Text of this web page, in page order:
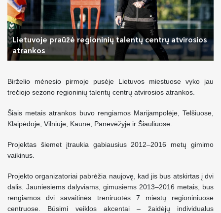
Lietuvoje praūžė regioninių talentų centrų atvirosios
atrankos
Birželio mėnesio pirmoje pusėje Lietuvos miestuose vyko jau
trečiojo sezono regioninių talentų centrų atvirosios atrankos.
Šiais metais atrankos buvo rengiamos Marijampolėje, Telšiuose,
Klaipėdoje, Vilniuje, Kaune, Panevėžyje ir Šiauliuose.
Projektas šiemet įtraukia gabiausius 2012–2016 metų gimimo
vaikinus.
Projekto organizatoriai pabrėžia naujovę, kad jis bus atskirtas į dvi
dalis. Jauniesiems dalyviams, gimusiems 2013–2016 metais, bus
rengiamos dvi savaitinės treniruotės 7 miestų regioniniuose
centruose. Būsimi veiklos akcentai – žaidėjų individualus